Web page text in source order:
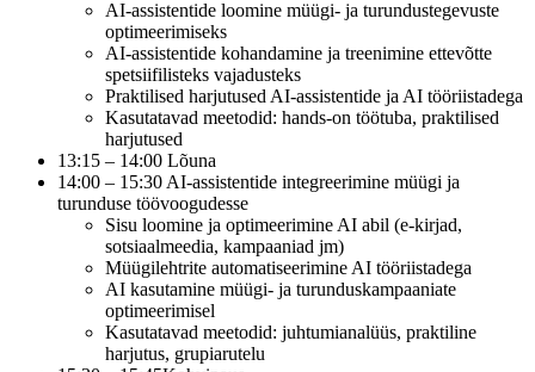
AI-assistentide loomine müügi- ja turundustegevuste
optimeerimiseks
AI-assistentide kohandamine ja treenimine ettevõtte
spetsiifilisteks vajadusteks
Praktilised harjutused AI-assistentide ja AI tööriistadega
Kasutatavad meetodid: hands-on töötuba, praktilised
harjutused
13:15 – 14:00 Lõuna
14:00 – 15:30 AI-assistentide integreerimine müügi ja
turunduse töövoogudesse
Sisu loomine ja optimeerimine AI abil (e-kirjad,
sotsiaalmeedia, kampaaniad jm)
Müügilehtrite automatiseerimine AI tööriistadega
AI kasutamine müügi- ja turunduskampaaniate
optimeerimisel
Kasutatavad meetodid: juhtumianalüüs, praktiline
harjutus, grupiarutelu